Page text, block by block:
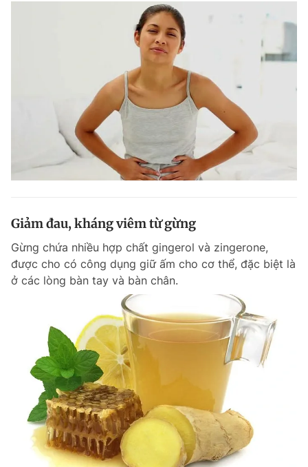
Giảm đau, kháng viêm từ gừng
Gừng chứa nhiều hợp chất gingerol và zingerone,
được cho có công dụng giữ ấm cho cơ thể, đặc biệt là
ở các lòng bàn tay và bàn chân.